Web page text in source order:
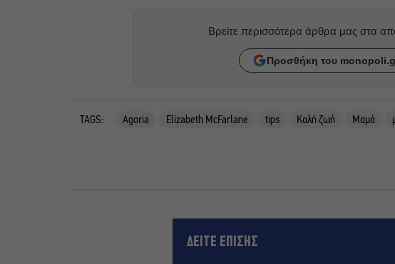
Βρείτε περισσότερα άρθρα μας στα
Προσθήκη του
TAGS: Agoria Elizabeth McFarlane tips Καλή ζωή Μαμά
ΔΕΙΤΕ ΕΠΙΣΗΣ